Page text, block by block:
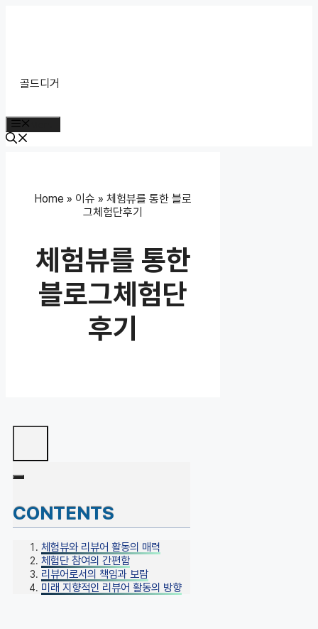
골드디거
Home » 이슈 »체험뷰를 통한 블로
그체험단후기
체험뷰를 통한
블로그체험단
후기
CONTENTS
체험뷰와 리뷰어 활동의 매력
체험단 참여의 간편함
리뷰어로서의 책임과 보람
미래 지향적인 리뷰어 활동의 방향